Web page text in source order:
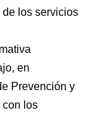
los servicios
en
Prevención y
con los